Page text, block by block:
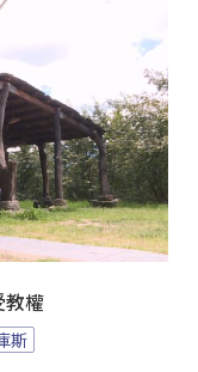
教權
斯